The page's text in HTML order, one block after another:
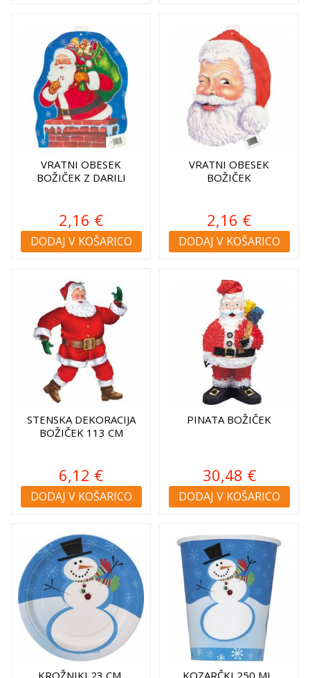
VRATNI OBESEK
BOŽIČEK Z DARILI
2,16 €
DODAJ V KOŠARICO
VRATNI OBESEK
BOŽIČEK
2,16 €
DODAJ V KOŠARICO
STENSKA DEKORACIJA
BOŽIČEK 113 CM
6,12 €
DODAJ V KOŠARICO
PINATA BOŽIČEK
30,48 €
DODAJ V KOŠARICO
KROŽNIKI 23 CM, KOZARČKI 250 ML,